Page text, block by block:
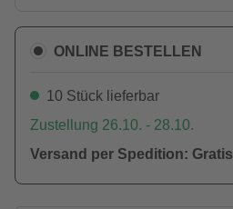
ONLINE BESTELLEN
10 Stück lieferbar
Zustellung 26.10. - 28.10.
Versand per Spedition: Gratis